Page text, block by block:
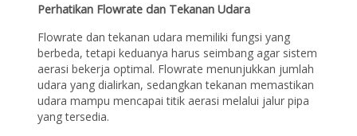
Perhatikan Flowrate dan Tekanan Udara
Flowrate dan tekanan udara memiliki fungsi yang
berbeda, tetapi keduanya harus seimbang agar sistem
aerasi bekerja optimal. Flowrate menunjukkan jumlah
udara yang dialirkan, sedangkan tekanan memastikan
udara mampu mencapai titik aerasi melalui jalur pipa
yang tersedia.